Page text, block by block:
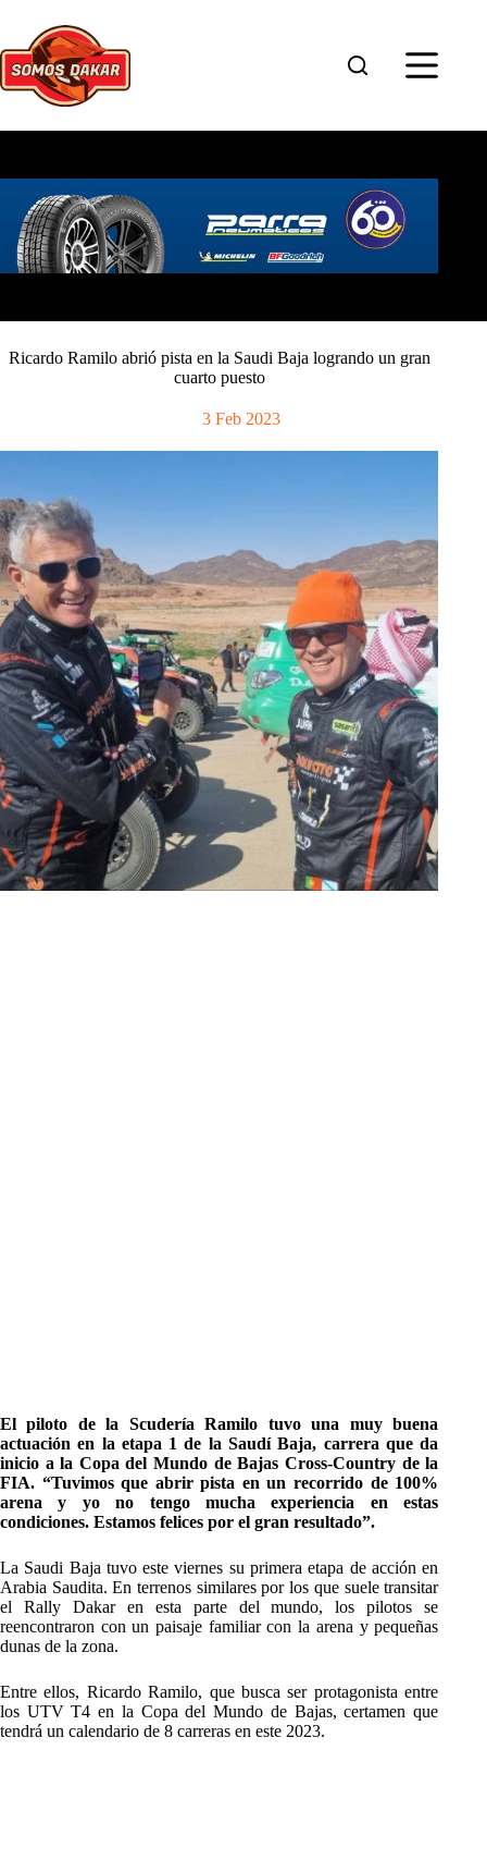
contenido
Ricardo Ramilo abrió pista en la Saudi Baja logrando un gran
cuarto puesto
3 Feb 2023
El piloto de la Scudería Ramilo tuvo una muy buena
actuación en la etapa 1 de la Saudí Baja, carrera que da
inicio a la Copa del Mundo de Bajas Cross-Country de la
FIA. “Tuvimos que abrir pista en un recorrido de 100%
arena y yo no tengo mucha experiencia en estas
condiciones. Estamos felices por el gran resultado”.
La Saudi Baja tuvo este viernes su primera etapa de acción en
Arabia Saudita. En terrenos similares por los que suele transitar
el Rally Dakar en esta parte del mundo, los pilotos se
reencontraron con un paisaje familiar con la arena y pequeñas
dunas de la zona.
Entre ellos, Ricardo Ramilo, que busca ser protagonista entre
los UTV T4 en la Copa del Mundo de Bajas, certamen que
tendrá un calendario de 8 carreras en este 2023.